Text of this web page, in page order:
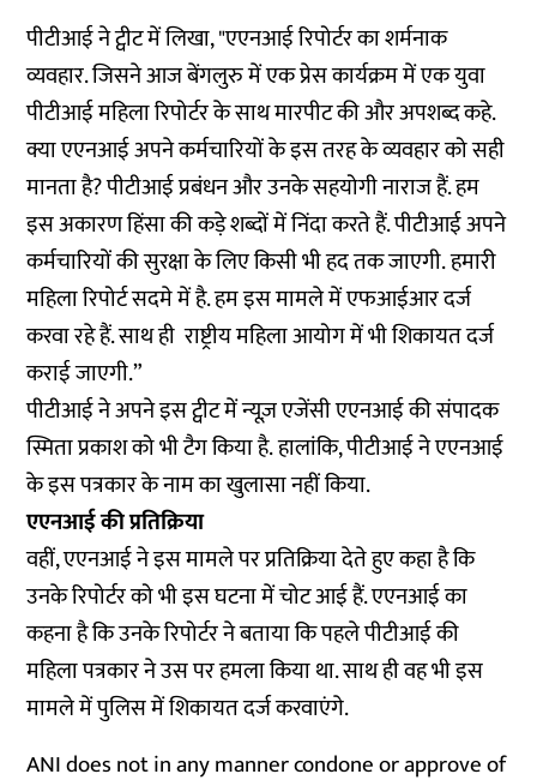
पीटीआई ने ट्वीट में लिखा, "एएनआई रिपोर्टर का शर्मनाक
व्यवहार. जिसने आज बेंगलुरु में एक प्रेस कार्यक्रम में एक युवा
पीटीआई महिला रिपोर्टर के साथ मारपीट की और अपशब्द कहे.
क्या एएनआई अपने कर्मचारियों के इस तरह के व्यवहार को सही
मानता है? पीटीआई प्रबंधन और उनके सहयोगी नाराज हैं. हम
इस अकारण हिंसा की कड़े शब्दों में निंदा करते हैं. पीटीआई अपने
कर्मचारियों की सुरक्षा के लिए किसी भी हद तक जाएगी. हमारी
महिला रिपोर्ट सदमे में है. हम इस मामले में एफआईआर दर्ज
करवा रहे हैं. साथ ही राष्ट्रीय महिला आयोग में भी शिकायत दर्ज
कराई जाएगी.”
पीटीआई ने अपने इस ट्वीट में न्यूज़ एजेंसी एएनआई की संपादक
स्मिता प्रकाश को भी टैग किया है. हालांकि, पीटीआई ने एएनआई
के इस पत्रकार के नाम का खुलासा नहीं किया.
एएनआई की प्रतिक्रिया
वहीं, एएनआई ने इस मामले पर प्रतिक्रिया देते हुए कहा है कि
उनके रिपोर्टर को भी इस घटना में चोट आई हैं. एएनआई का
कहना है कि उनके रिपोर्टर ने बताया कि पहले पीटीआई की
महिला पत्रकार ने उस पर हमला किया था. साथ ही वह भी इस
मामले में पुलिस में शिकायत दर्ज करवाएंगे.
ANI does not in any manner condone or approve of